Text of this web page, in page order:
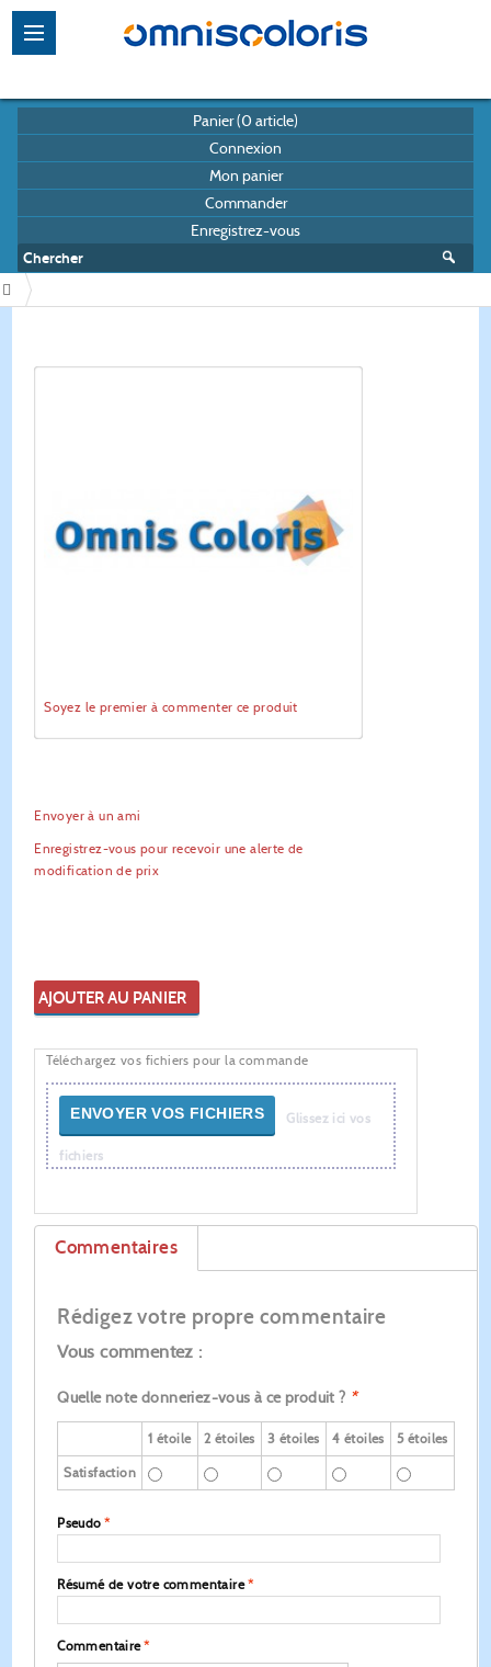
Panier (0 article)
Connexion
Mon panier
Commander
Enregistrez-vous
Soyez le premier à commenter ce produit
Envoyer à un ami
Enregistrez-vous pour recevoir une alerte de
modification de prix
AJOUTER AU PANIER
Téléchargez vos fichiers pour la commande
ENVOYER VOS FICHIERS Glissez ici vos
fichiers
Commentaires
Rédigez votre propre commentaire
Vous commentez :
Quelle note donneriez-vous à ce produit ? *
1 étoile 2 étoiles 3 étoiles 4 étoiles 5 étoiles
Satisfaction
*
Pseudo
*
Résumé de votre commentaire
*
Commentaire